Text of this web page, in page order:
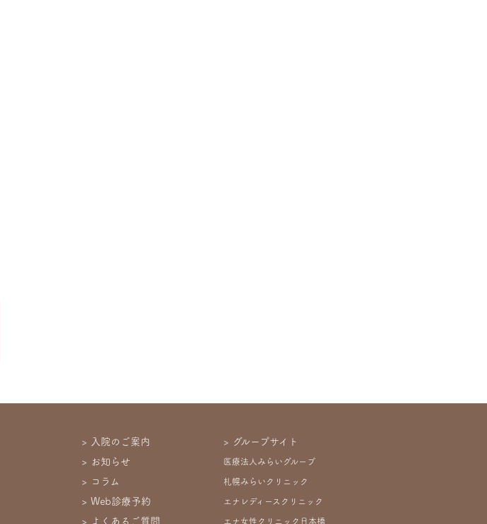
入院のご案内
お知らせ
コラム
Web診療予約
よくあるご質問
グループサイト
医療法人みらいグループ
札幌みらいクリニック
エナレディースクリニック
エナ女性クリニック日本橋